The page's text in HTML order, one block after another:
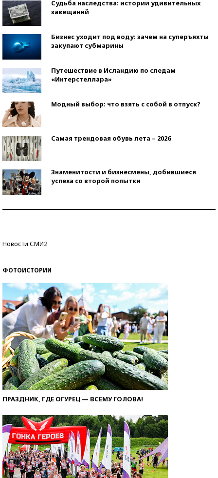
Судьба наследства: истории удивительных
завещаний
Бизнес уходит под воду: зачем на суперъяхты
закупают субмарины
Путешествие в Исландию по следам
«Интерстеллара»
Модный выбор: что взять с собой в отпуск?
Самая трендовая обувь лета – 2026
Знаменитости и бизнесмены, добившиеся
успеха со второй попытки
Новости СМИ2
ФОТОИСТОРИИ
ПРАЗДНИК, ГДЕ ОГУРЕЦ — ВСЕМУ ГОЛОВА!